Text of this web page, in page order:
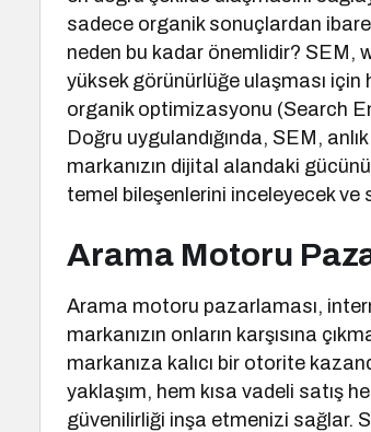
sadece organik sonuçlardan
neden bu kadar önemlidir? SEM,
yüksek görünürlüğe ulaşması
organik optimizasyonu (Search
Doğru uygulandığında, SEM,
markanızın dijital alandaki
temel bileşenlerini inceleyecek ve
Arama Motoru
Arama motoru pazarlaması,
markanızın onların karşısına
markanıza kalıcı bir otorite
yaklaşım, hem kısa vadeli satış
güvenilirliği inşa etmenizi sağlar.